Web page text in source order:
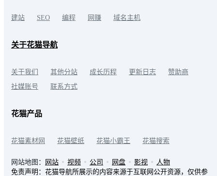
建站 SEO 编程 网赚 域名主机
关于花猫导航
关于我们 其他分站 成长历程 更新日志
赞助商
社媒账号
联系方式
花猫产品
花猫素材网 花猫壁纸 花猫小霸王 花猫搜索
网站地图： 网站 视频 公司 网盘 影视
人物
免责声明：花猫导航所展示的内容来源于互联网公开资源，仅供参